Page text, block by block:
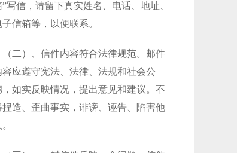
”写信，请留下真实姓名、电话、地址、
子信箱等，以便联系。
二）、信件内容符合法律规范。邮件
容应遵守宪法、法律、法规和社会公
，如实反映情况，提出意见和建议。不
捏造、歪曲事实，诽谤、诬告、陷害他